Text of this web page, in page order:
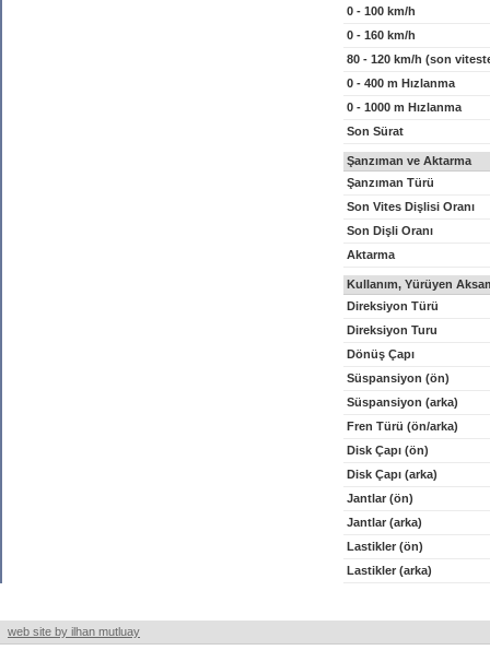
0 - 100 km/h
0 - 160 km/h
80 - 120 km/h (son
0 - 400 m Hızlanma
0 - 1000 m Hızlanma
Son Sürat
Şanzıman ve Aktarma
Şanzıman Türü
Son Vites Dişlisi Oranı
Son Dişli Oranı
Aktarma
Kullanım, Yürüyen
Direksiyon Türü
Direksiyon Turu
Dönüş Çapı
Süspansiyon (ön)
Süspansiyon (arka)
Fren Türü (ön/arka)
Disk Çapı (ön)
Disk Çapı (arka)
Jantlar (ön)
Jantlar (arka)
Lastikler (ön)
Lastikler (arka)
web site by ilhan mutluay